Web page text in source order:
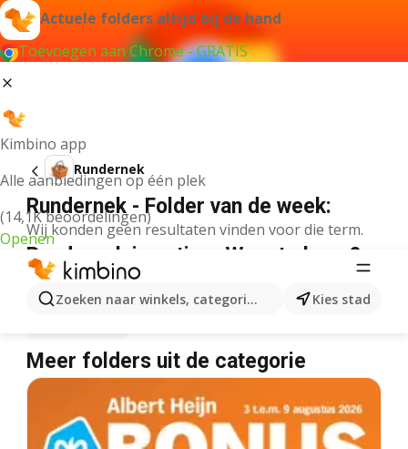
Actuele folders altijd bij de hand
Toevoegen aan Chrome - GRATIS
Kimbino app
Alle aanbiedingen op één plek
(14,1K beoordelingen)
Openen
Zoeken naar winkels, categorieën, producten...
Kies stad
Rundernek
Rundernek - Folder van de week:
Wij konden geen resultaten vinden voor die term.
Rundernek in actie – Waar te koop?
Meer folders uit de categorie